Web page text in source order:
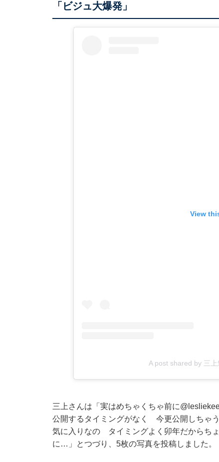
「ビジュ大爆発」
View
A post shared by 三
三上さんは「実はめちゃくちゃ前に
公開するタイミングがなく 今更公開しちゃ
気に入りなの タイミングよく卯年だからち
に…」とつづり、5枚の写真を投稿しました。